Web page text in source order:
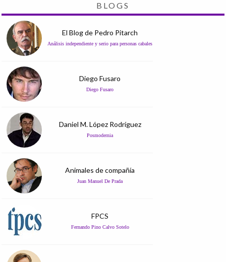
BLOGS
El Blog de Pedro Pitarch
Análisis independiente y serio para personas cabales
Diego Fusaro
Diego Fusaro
Daniel M. López Rodríguez
Posmodernia
Animales de compañía
Juan Manuel De Prada
FPCS
Fernando Pino Calvo Sotelo